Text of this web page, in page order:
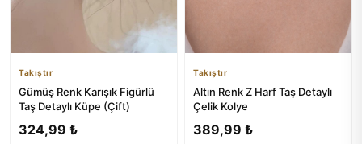
Takıştır
Gümüş Renk Karışık Figürlü
Taş Detaylı Küpe (Çift)
324,99 ₺
Takıştır
Altın Renk Z Harf Taş Detaylı
Çelik Kolye
389,99 ₺